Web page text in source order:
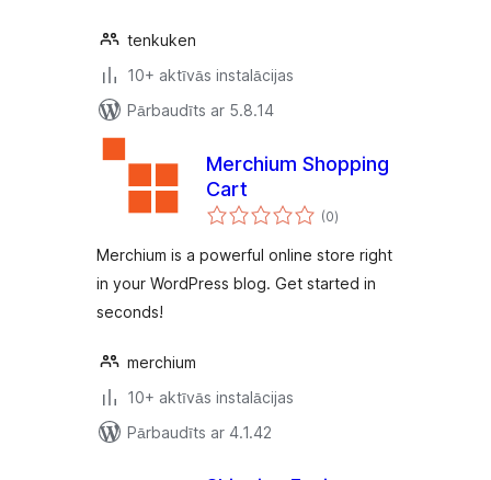
tenkuken
10+ aktīvās instalācijas
Pārbaudīts ar 5.8.14
Merchium Shopping
Cart
(0vērtējumu
kopsumma
)
Merchium is a powerful online store right
in your WordPress blog. Get started in
seconds!
merchium
10+ aktīvās instalācijas
Pārbaudīts ar 4.1.42